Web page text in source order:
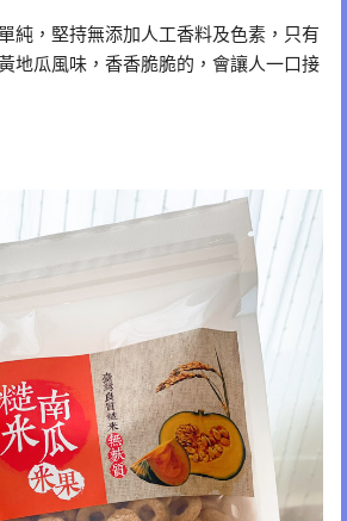
純，堅持無添加人工香料及色素，只有
地瓜風味，香香脆脆的，會讓人一口接